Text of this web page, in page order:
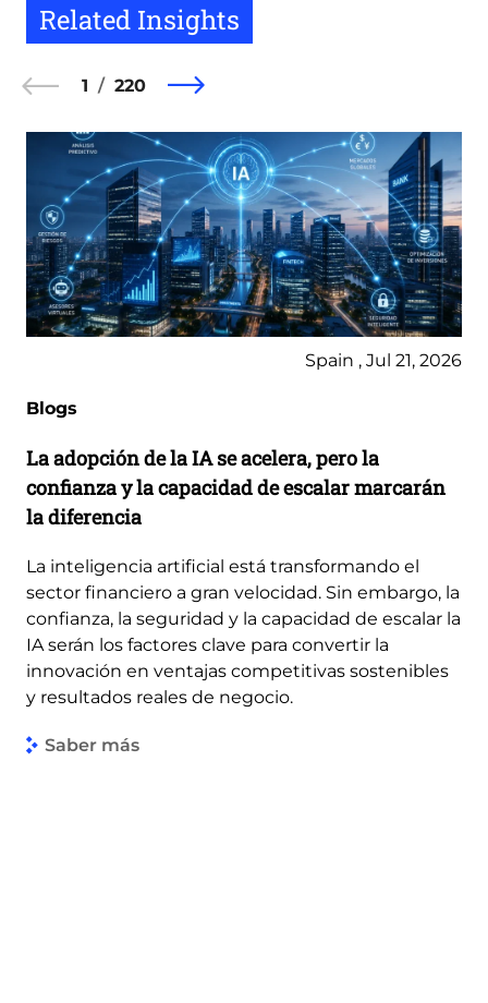
Related Insights
1 220
Spain , Jul 21, 2026
Blogs
La adopción de la IA se acelera, pero la
confianza y la capacidad de escalar marcarán
la diferencia
La inteligencia artificial está transformando el
sector financiero a gran velocidad. Sin embargo, la
confianza, la seguridad y la capacidad de escalar la
IA serán los factores clave para convertir la
innovación en ventajas competitivas sostenibles
y resultados reales de negocio.
Saber más